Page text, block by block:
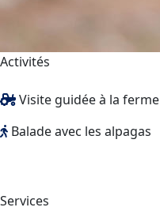
Activités
Visite guidée à la ferme
Balade avec les alpagas
Services